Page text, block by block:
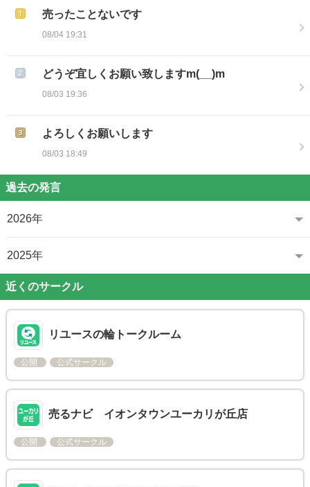
売ったことないです
08/04 19:31
どうぞ宜しくお願い致しますm(__)m
08/03 19:36
よろしくお願いします
08/03 18:49
過去の発言
2026年
2025年
近くのサークル
リユースの輪トークルーム
公開 公式サークル
売るナビ イオンタウンユーカリが丘店
公開 公式サークル